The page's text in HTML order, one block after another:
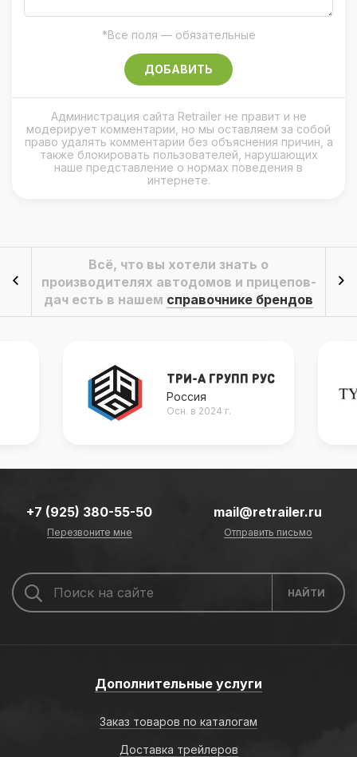
*Все поля — обязательные
ДОБАВИТЬ
Администрация сайта Retrailer не правит и не
модерирует комментарии, но мы оставляем за собой
право удалять комментарии без объяснения причин, а
также блокировать пользователей, нарушающих
наше представление о нормах поведения в
интернете.
Всё, что вы хотели знать о
производителях автодомов и прицепов-
дач есть в нашем справочнике брендов
ТРИ-А ГРУПП РУС
Россия
Осн. в 2024 г.
+7 (925) 380-55-50
Перезвоните мне
mail@retrailer.ru
Отправить письмо
Дополнительные услуги
Заказ товаров по каталогам
Доставка трейлеров